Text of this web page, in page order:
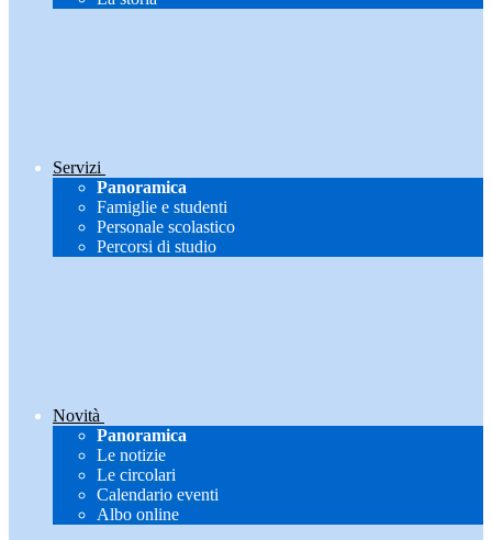
Servizi
Panoramica
Famiglie e studenti
Personale scolastico
Percorsi di studio
Novità
Panoramica
Le notizie
Le circolari
Calendario eventi
Albo online